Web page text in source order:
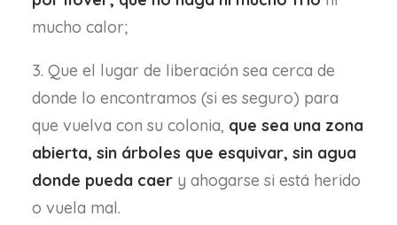
mucho calor;
3. Que el lugar de liberación sea cerca de
donde lo encontramos (si es seguro) para
que vuelva con su colonia, que sea una zona
abierta, sin árboles que esquivar, sin agua
donde pueda caer y ahogarse si está herido
o vuela mal.